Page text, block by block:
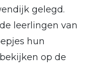
gelegd.
leerlingen van
hun
op de